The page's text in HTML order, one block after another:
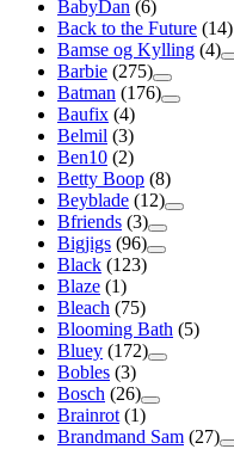
BabyDan (6)
Back to the Future (14)
Bamse og Kylling (4)
Barbie (275)
Batman (176)
Baufix (4)
Belmil (3)
Ben10 (2)
Betty Boop (8)
Beyblade (12)
Bfriends (3)
Bigjigs (96)
Black (123)
Blaze (1)
Bleach (75)
Blooming Bath (5)
Bluey (172)
Bobles (3)
Bosch (26)
Brainrot (1)
Brandmand Sam (27)